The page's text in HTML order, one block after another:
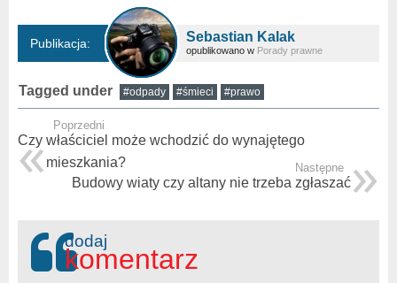
Publikacja: Sebastian Kalak
opublikowano w Porady prawne
Tagged under #odpady #śmieci #prawo
Poprzedni
Czy właściciel może wchodzić do wynajętego
mieszkania?
Następne
Budowy wiaty czy altany nie trzeba zgłaszać
dodaj
komentarz